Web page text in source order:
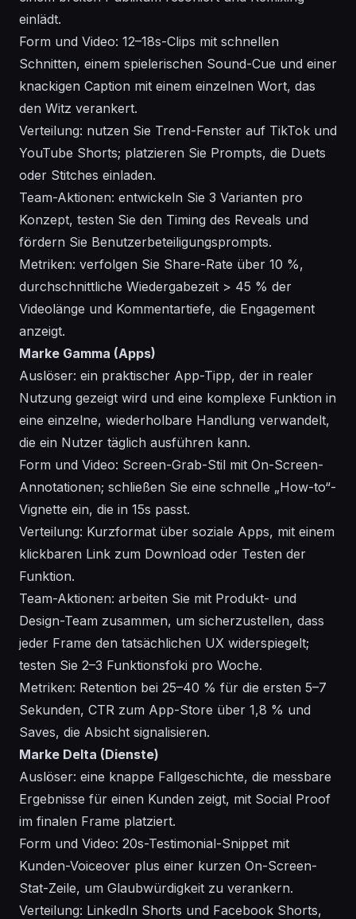
einlädt.
Form und Video: 12–18s-Clips mit schnellen
Schnitten, einem spielerischen Sound-Cue und einer
knackigen Caption mit einem einzelnen Wort, das
den Witz verankert.
Verteilung: nutzen Sie Trend-Fenster auf TikTok und
YouTube Shorts; platzieren Sie Prompts, die Duets
oder Stitches einladen.
Team-Aktionen: entwickeln Sie 3 Varianten pro
Konzept, testen Sie den Timing des Reveals und
fördern Sie Benutzerbeteiligungsprompts.
Metriken: verfolgen Sie Share-Rate über 10 %,
durchschnittliche Wiedergabezeit > 45 % der
Videolänge und Kommentartiefe, die Engagement
anzeigt.
Marke Gamma (Apps)
Auslöser: ein praktischer App-Tipp, der in realer
Nutzung gezeigt wird und eine komplexe Funktion in
eine einzelne, wiederholbare Handlung verwandelt,
die ein Nutzer täglich ausführen kann.
Form und Video: Screen-Grab-Stil mit On-Screen-
Annotationen; schließen Sie eine schnelle „How-to“-
Vignette ein, die in 15s passt.
Verteilung: Kurzformat über soziale Apps, mit einem
klickbaren Link zum Download oder Testen der
Funktion.
Team-Aktionen: arbeiten Sie mit Produkt- und
Design-Team zusammen, um sicherzustellen, dass
jeder Frame den tatsächlichen UX widerspiegelt;
testen Sie 2–3 Funktionsfoki pro Woche.
Metriken: Retention bei 25–40 % für die ersten 5–7
Sekunden, CTR zum App-Store über 1,8 % und
Saves, die Absicht signalisieren.
Marke Delta (Dienste)
Auslöser: eine knappe Fallgeschichte, die messbare
Ergebnisse für einen Kunden zeigt, mit Social Proof
im finalen Frame platziert.
Form und Video: 20s-Testimonial-Snippet mit
Kunden-Voiceover plus einer kurzen On-Screen-
Stat-Zeile, um Glaubwürdigkeit zu verankern.
Verteilung: LinkedIn Shorts und Facebook Shorts,